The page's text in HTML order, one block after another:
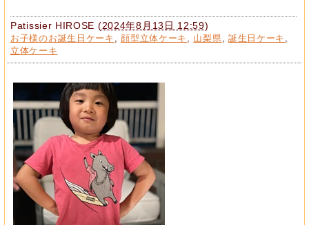
Patissier HIROSE (2024年8月13日 12:59)
お子様のお誕生日ケーキ 顔型立体ケーキ 山梨県 誕生日ケーキ
立体ケーキ